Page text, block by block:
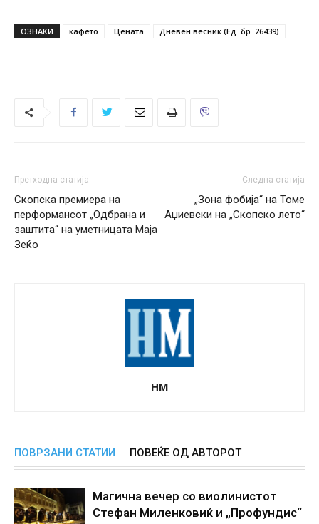
ОЗНАКИ кафето Цената Дневен весник (Ед. бр. 26439)
Претходна статија
Скопска премиера на
перформансот „Одбрана и
заштита“ на уметницата Маја
Зеќо
Следна статија
„Зона фобија“ на Томе
Аџиевски на „Скопско лето“
НМ
ПОВРЗАНИ СТАТИИ ПОВЕЌЕ ОД АВТОРОТ
Магична вечер со виолинистот
Стефан Миленковиќ и „Профундис“